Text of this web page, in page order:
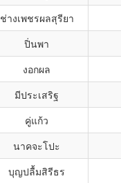
ช่างเพชรผลสุรียา
ปิ่นพา
งอกผล
มีประเสริฐ
คู่แก้ว
นาคจะโปะ
บุญปลื้มสิรีธร